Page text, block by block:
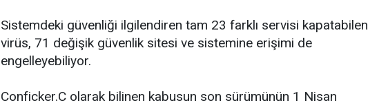
Sistemdeki güvenliği ilgilendiren tam 23 farklı servisi kapatabilen
virüs, 71 değişik güvenlik sitesi ve sistemine erişimi de
engelleyebiliyor.
Conficker.C olarak bilinen kabusun son sürümünün 1 Nisan